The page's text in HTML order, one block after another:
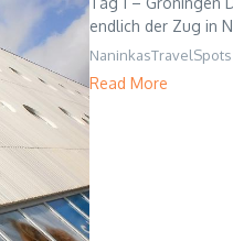
endlich der Zug in
NaninkasTravelSpots
Read More